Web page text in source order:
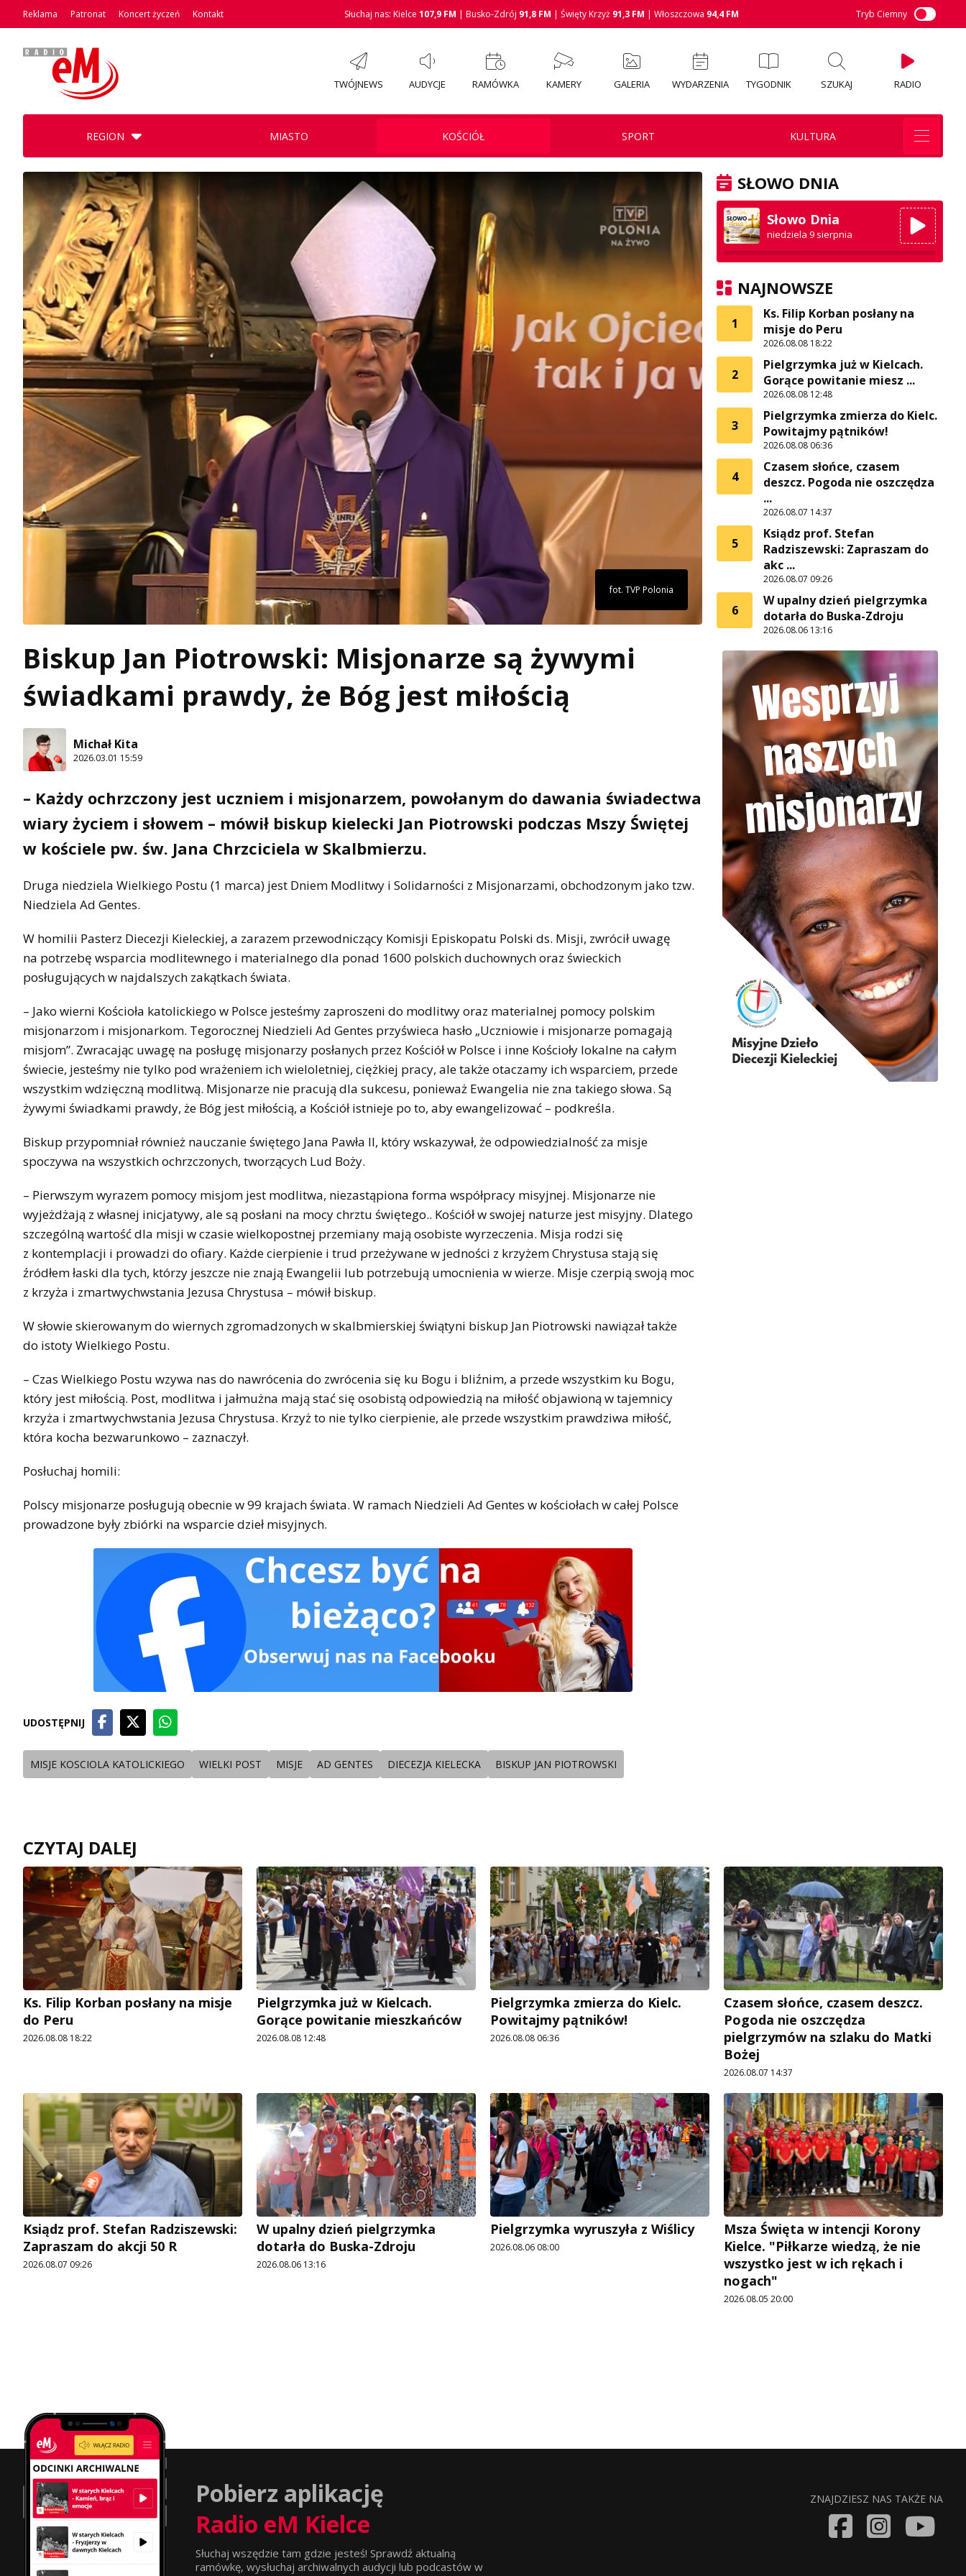
Reklama Patronat Koncert życzeń Kontakt Słuchaj nas: Kielce 107,9 FM | Busko-Zdrój 91,8 FM | Święty Krzyż 91,3 FM | Włoszczowa 94,4 FM Tryb Ciemny
TWÓJNEWS AUDYCJE RAMÓWKA KAMERY GALERIA WYDARZENIA TYGODNIK SZUKAJ RADIO
REGION MIASTO KOŚCIÓŁ SPORT KULTURA
fot. TVP Polonia
Biskup Jan Piotrowski: Misjonarze są żywymi
świadkami prawdy, że Bóg jest miłością
Michał Kita
2026.03.01 15:59
– Każdy ochrzczony jest uczniem i misjonarzem, powołanym do dawania świadectwa
wiary życiem i słowem – mówił biskup kielecki Jan Piotrowski podczas Mszy Świętej
w kościele pw. św. Jana Chrzciciela w Skalbmierzu.
Druga niedziela Wielkiego Postu (1 marca) jest Dniem Modlitwy i Solidarności z Misjonarzami, obchodzonym jako tzw.
Niedziela Ad Gentes.
W homilii Pasterz Diecezji Kieleckiej, a zarazem przewodniczący Komisji Episkopatu Polski ds. Misji, zwrócił uwagę
na potrzebę wsparcia modlitewnego i materialnego dla ponad 1600 polskich duchownych oraz świeckich
posługujących w najdalszych zakątkach świata.
– Jako wierni Kościoła katolickiego w Polsce jesteśmy zaproszeni do modlitwy oraz materialnej pomocy polskim
misjonarzom i misjonarkom. Tegorocznej Niedzieli Ad Gentes przyświeca hasło „Uczniowie i misjonarze pomagają
misjom”. Zwracając uwagę na posługę misjonarzy posłanych przez Kościół w Polsce i inne Kościoły lokalne na całym
świecie, jesteśmy nie tylko pod wrażeniem ich wieloletniej, ciężkiej pracy, ale także otaczamy ich wsparciem, przede
wszystkim wdzięczną modlitwą. Misjonarze nie pracują dla sukcesu, ponieważ Ewangelia nie zna takiego słowa. Są
żywymi świadkami prawdy, że Bóg jest miłością, a Kościół istnieje po to, aby ewangelizować – podkreśla.
Biskup przypomniał również nauczanie świętego Jana Pawła II, który wskazywał, że odpowiedzialność za misje
spoczywa na wszystkich ochrzczonych, tworzących Lud Boży.
– Pierwszym wyrazem pomocy misjom jest modlitwa, niezastąpiona forma współpracy misyjnej. Misjonarze nie
wyjeżdżają z własnej inicjatywy, ale są posłani na mocy chrztu świętego.. Kościół w swojej naturze jest misyjny. Dlatego
szczególną wartość dla misji w czasie wielkopostnej przemiany mają osobiste wyrzeczenia. Misja rodzi się
z kontemplacji i prowadzi do ofiary. Każde cierpienie i trud przeżywane w jedności z krzyżem Chrystusa stają się
źródłem łaski dla tych, którzy jeszcze nie znają Ewangelii lub potrzebują umocnienia w wierze. Misje czerpią swoją moc
z krzyża i zmartwychwstania Jezusa Chrystusa – mówił biskup.
W słowie skierowanym do wiernych zgromadzonych w skalbmierskiej świątyni biskup Jan Piotrowski nawiązał także
do istoty Wielkiego Postu.
– Czas Wielkiego Postu wzywa nas do nawrócenia do zwrócenia się ku Bogu i bliźnim, a przede wszystkim ku Bogu,
który jest miłością. Post, modlitwa i jałmużna mają stać się osobistą odpowiedzią na miłość objawioną w tajemnicy
krzyża i zmartwychwstania Jezusa Chrystusa. Krzyż to nie tylko cierpienie, ale przede wszystkim prawdziwa miłość,
która kocha bezwarunkowo – zaznaczył.
Posłuchaj homili:
Polscy misjonarze posługują obecnie w 99 krajach świata. W ramach Niedzieli Ad Gentes w kościołach w całej Polsce
prowadzone były zbiórki na wsparcie dzieł misyjnych.
UDOSTĘPNIJ
MISJE KOSCIOLA KATOLICKIEGO WIELKI POST MISJE AD GENTES DIECEZJA KIELECKA BISKUP JAN PIOTROWSKI
SŁOWO DNIA
Słowo Dnia
niedziela 9 sierpnia
NAJNOWSZE
1
Ks. Filip Korban posłany na
misje do Peru
2026.08.08 18:22
2
Pielgrzymka już w Kielcach.
Gorące powitanie miesz ...
2026.08.08 12:48
3
Pielgrzymka zmierza do Kielc.
Powitajmy pątników!
2026.08.08 06:36
4
Czasem słońce, czasem
deszcz. Pogoda nie oszczędza
...
2026.08.07 14:37
5
Ksiądz prof. Stefan
Radziszewski: Zapraszam do
akc ...
2026.08.07 09:26
6
W upalny dzień pielgrzymka
dotarła do Buska-Zdroju
2026.08.06 13:16
CZYTAJ DALEJ
Ks. Filip Korban posłany na misje
do Peru
2026.08.08 18:22
Pielgrzymka już w Kielcach.
Gorące powitanie mieszkańców
2026.08.08 12:48
Pielgrzymka zmierza do Kielc.
Powitajmy pątników!
2026.08.08 06:36
Czasem słońce, czasem deszcz.
Pogoda nie oszczędza
pielgrzymów na szlaku do Matki
Bożej
2026.08.07 14:37
Ksiądz prof. Stefan Radziszewski:
Zapraszam do akcji 50 R
2026.08.07 09:26
W upalny dzień pielgrzymka
dotarła do Buska-Zdroju
2026.08.06 13:16
Pielgrzymka wyruszyła z Wiślicy
2026.08.06 08:00
Msza Święta w intencji Korony
Kielce. "Piłkarze wiedzą, że nie
wszystko jest w ich rękach i
nogach"
2026.08.05 20:00
Pobierz aplikację
Radio eM Kielce
Słuchaj wszędzie tam gdzie jesteś! Sprawdź aktualną
ramówkę, wysłuchaj archiwalnych audycji lub podcastów w
ZNAJDZIESZ NAS TAKŻE NA